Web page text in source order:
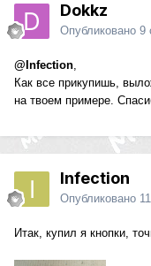
Dokkz
Опубликовано 9
@Infection,
Как все прикупишь,
на твоем примере.
Infection
Опубликовано
Итак, купил я кнопки,